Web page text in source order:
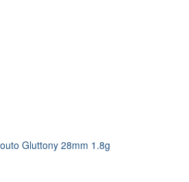
Gluttony 28mm 1.8g